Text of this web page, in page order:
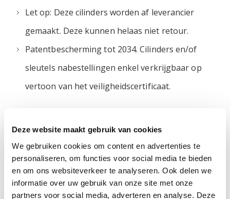
Deze website maakt gebruik van cookies
We gebruiken cookies om content en advertenties te
personaliseren, om functies voor social media te bieden
en om ons websiteverkeer te analyseren. Ook delen we
informatie over uw gebruik van onze site met onze
partners voor social media, adverteren en analyse. Deze
Let op: Deze cilinders worden af leverancier
gemaakt. Deze kunnen helaas niet retour.
Patentbescherming tot 2034. Cilinders en/of
sleutels nabestellingen enkel verkrijgbaar op
vertoon van het veiligheidscertificaat.
ANDERE PRODUCTEN DIE MOGELIJK IETS VOOR U
ZIJN!